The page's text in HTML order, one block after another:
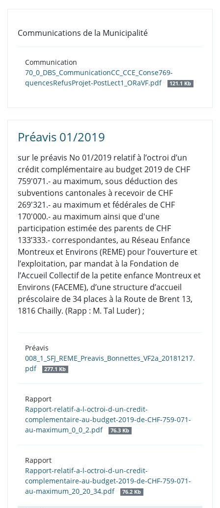
Communications de la Municipalité
Communication
70_0_DBS_CommunicationCC_CCE_Conse769-
quencesRefusProjet-PostLect1_ORaVF.pdf
121.1 Kb
Préavis 01/2019
sur le préavis No 01/2019 relatif à l’octroi d’un
crédit complémentaire au budget 2019 de CHF
759'071.- au maximum, sous déduction des
subventions cantonales à recevoir de CHF
269'321.- au maximum et fédérales de CHF
170'000.- au maximum ainsi que d'une
participation estimée des parents de CHF
133’333.- correspondantes, au Réseau Enfance
Montreux et Environs (REME) pour l’ouverture et
l’exploitation, par mandat à la Fondation de
l’Accueil Collectif de la petite enfance Montreux et
Environs (FACEME), d’une structure d’accueil
préscolaire de 34 places à la Route de Brent 13,
1816 Chailly. (Rapp : M. Tal Luder) ;
Préavis
008_1_SFJ_REME_Preavis_Bonnettes_VF2a_20181217.
pdf
277.1 Kb
Rapport
Rapport-relatif-a-l-octroi-d-un-credit-
complementaire-au-budget-2019-de-CHF-759-071-
au-maximum_0_0_2.pdf
76.3 Kb
Rapport
Rapport-relatif-a-l-octroi-d-un-credit-
complementaire-au-budget-2019-de-CHF-759-071-
au-maximum_20_20_34.pdf
76.2 Kb